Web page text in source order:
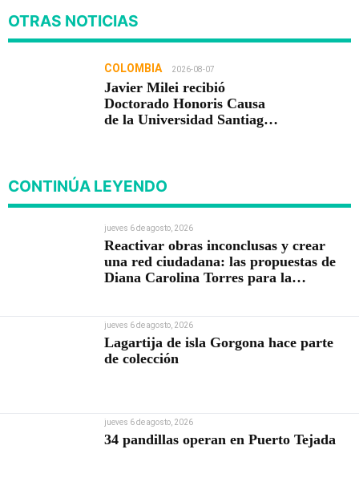
OTRAS NOTICIAS
COLOMBIA 2026-08-07
Javier Milei recibió
Doctorado Honoris Causa
de la Universidad Santiago
CONTINÚA LEYENDO
jueves 6 de agosto, 2026
Reactivar obras inconclusas y crear
una red ciudadana: las propuestas de
Diana Carolina Torres para la
jueves 6 de agosto, 2026
Lagartija de isla Gorgona hace parte
de colección
jueves 6 de agosto, 2026
34 pandillas operan en Puerto Tejada